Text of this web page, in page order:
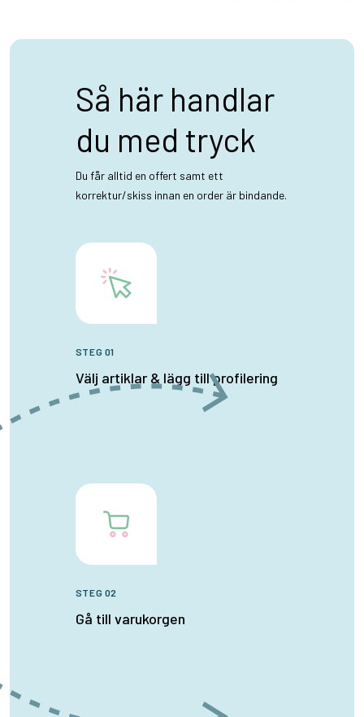
Så här handlar
du med tryck
Du får alltid en offert samt ett
korrektur/skiss innan en order är bindande.
STEG 01
Välj artiklar & lägg till profilering
STEG 02
Gå till varukorgen